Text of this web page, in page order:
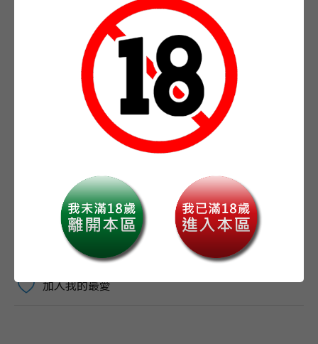
※預購如遇無庫存即是預購數量已預購完畢，故無法訂購
※預購商品僅為確保商品，不保證出版當天立即取得，不
耐久候建議至門市購買現貨※
※特裝版贈品紙盒屬於包裝資材，若因運送過程有所損
傷，恕無法接受退貨更換。※
加入購物車
加入我的最愛